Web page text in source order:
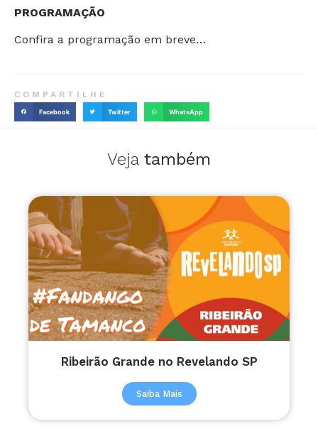
PROGRAMAÇÃO
Confira a programação em breve…
COMPARTILHE
Facebook Twitter WhatsApp
Veja também
Ribeirão Grande no Revelando SP
Saiba Mais